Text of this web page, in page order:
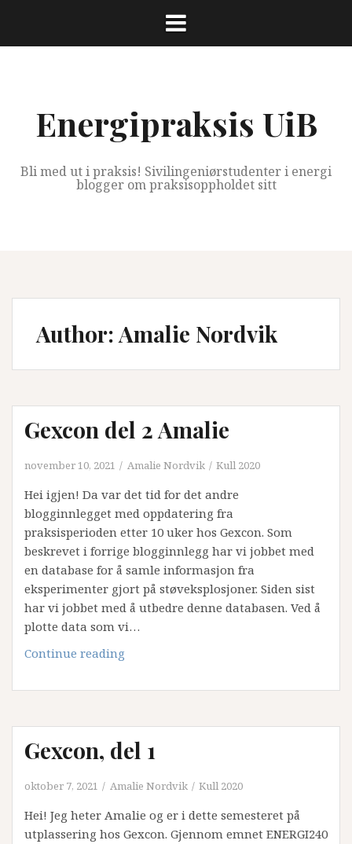
content
Energipraksis UiB
Bli med ut i praksis! Sivilingeniørstudenter i energi
blogger om praksisoppholdet sitt
Author:Amalie Nordvik
Gexcon del 2 Amalie
november 10, 2021 Amalie Nordvik Kull 2020
Hei igjen! Da var det tid for det andre
blogginnlegget med oppdatering fra
praksisperioden etter 10 uker hos Gexcon. Som
beskrevet i forrige blogginnlegg har vi jobbet med
en database for å samle informasjon fra
eksperimenter gjort på støveksplosjoner. Siden sist
har vi jobbet med å utbedre denne databasen. Ved å
plotte data som vi…
Continue reading
2
Gexcon, del 1
oktober 7, 2021 Amalie Nordvik Kull 2020
Hei! Jeg heter Amalie og er i dette semesteret på
utplassering hos Gexcon. Gjennom emnet ENERGI240